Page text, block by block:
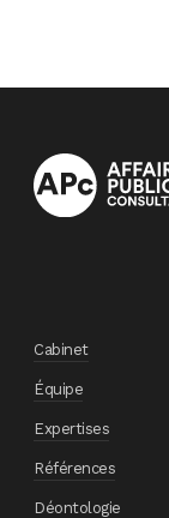
Cabinet
Équipe
Expertises
Références
Déontologie